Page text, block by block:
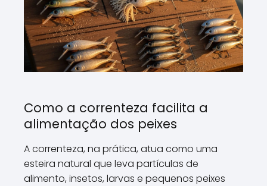
Como a correnteza facilita a
alimentação dos peixes
A correnteza, na prática, atua como uma
esteira natural que leva partículas de
alimento, insetos, larvas e pequenos peixes